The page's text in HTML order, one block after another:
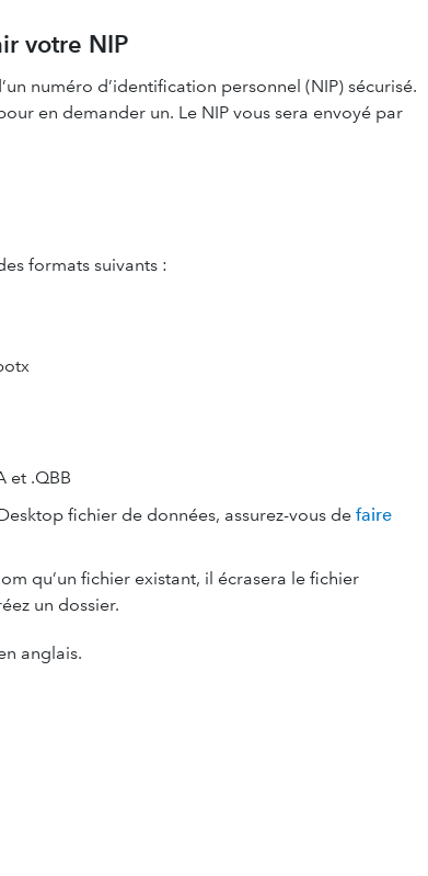
votre NIP
numéro d’identification personnel (NIP) sécurisé.
en demander un. Le NIP vous sera envoyé par
formats suivants :
et .QBB
fichier de données, assurez-vous de faire
qu’un fichier existant, il écrasera le fichier
un dossier.
anglais.